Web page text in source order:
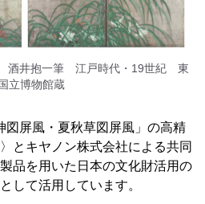
酒井抱一筆 江戸時代・19世紀 東
立博物館蔵
図屏風・夏秋草図屏風」の高精
とキヤノン株式会社による共同
品を用いた日本の文化財活用の
して活用しています。